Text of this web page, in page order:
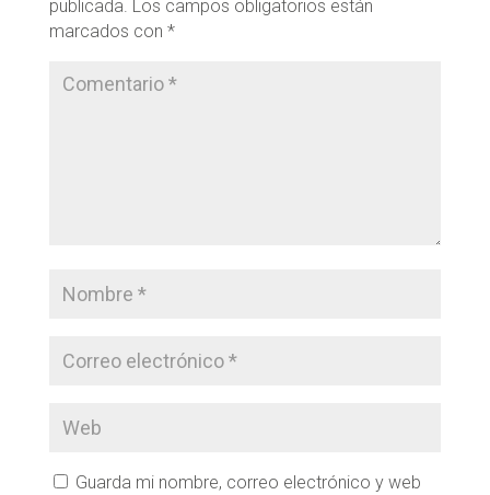
publicada. Los campos obligatorios están
marcados con *
Guarda mi nombre, correo electrónico y web